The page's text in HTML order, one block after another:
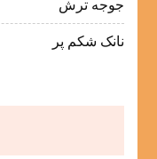
جوجه ترش
نانک شکم پر